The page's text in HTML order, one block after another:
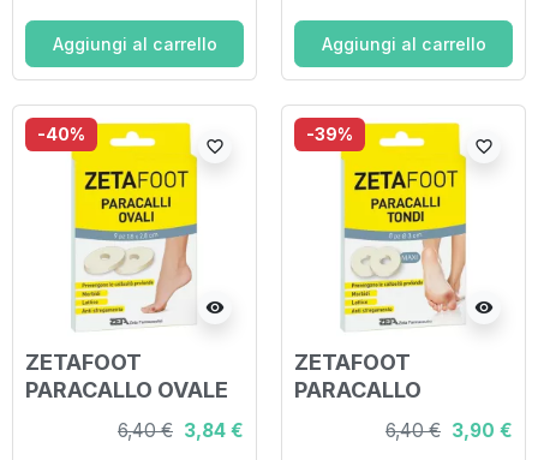
Aggiungi al carrello Aggiungi al carrello
-40%
visibility
favorite_border
ZETAFOOT
PARACALLO OVALE
LATTICE 9 PEZZI
6,40 € 3,84 €
-39%
visibility
favorite_border
ZETAFOOT
PARACALLO
GRANDE TONDO
LATTICE 8 PEZZI
6,40 € 3,90 €